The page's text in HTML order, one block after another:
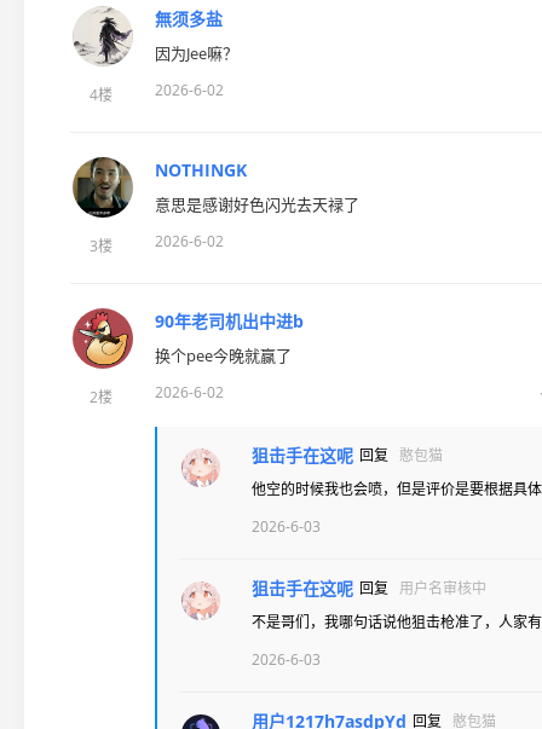
4楼
無须多盐
因为Jee嘛？
2026-6-02
3楼
NOTHINGK
意思是感谢好色闪光去天禄了
2026-6-02
2楼
90年老司机出中进b
换个pee今晚就赢了
2026-6-02
狙击手在这呢 回复 憨包猫
他空的时候我也会喷，但是评价是要根据具
2026-6-03
狙击手在这呢 回复
用户名审核中
不是哥们，我哪句话说他狙击枪准了，人家
2026-6-03
用户1217h7asdpYd 回复 憨包猫